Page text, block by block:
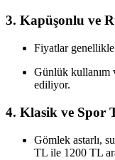
3. Kapüşonlu ve
Fiyatlar
Günlük kullanım
ediliyor.
4. Klasik ve Spor
Gömlek astarlı,
TL ile 1200 TL